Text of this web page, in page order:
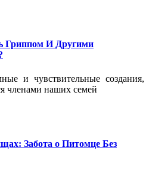
Гриппом И Другими
и чувствительные создания,
членами наших семей
Забота о Питомце Без